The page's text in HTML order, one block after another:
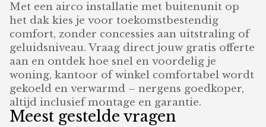
Met een airco installatie met buitenunit op
het dak kies je voor toekomstbestendig
comfort, zonder concessies aan uitstraling of
geluidsniveau. Vraag direct jouw gratis offerte
aan en ontdek hoe snel en voordelig je
woning, kantoor of winkel comfortabel wordt
gekoeld en verwarmd – nergens goedkoper,
altijd inclusief montage en garantie.
Meest gestelde vragen